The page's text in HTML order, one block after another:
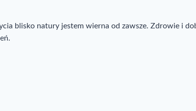
blisko natury jestem wierna od zawsze. Zdrowie i